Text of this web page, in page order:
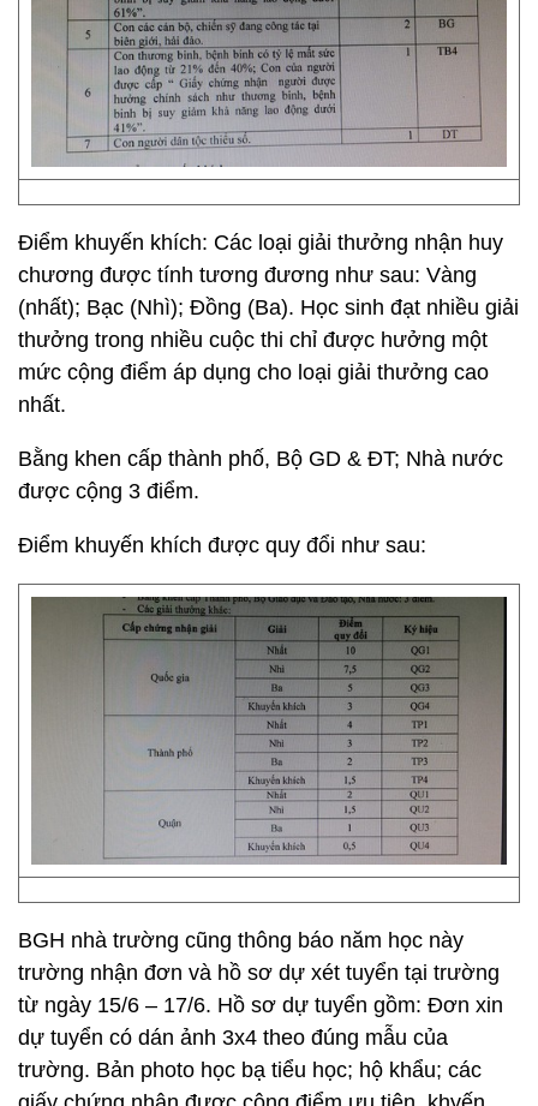
Điểm khuyến khích: Các loại giải thưởng nhận huy
chương được tính tương đương như sau: Vàng
(nhất); Bạc (Nhì); Đồng (Ba). Học sinh đạt nhiều giải
thưởng trong nhiều cuộc thi chỉ được hưởng một
mức cộng điểm áp dụng cho loại giải thưởng cao
nhất.
Bằng khen cấp thành phố, Bộ GD & ĐT; Nhà nước
được cộng 3 điểm.
Điểm khuyến khích được quy đổi như sau:
BGH nhà trường cũng thông báo năm học này
trường nhận đơn và hồ sơ dự xét tuyển tại trường
từ ngày 15/6 – 17/6. Hồ sơ dự tuyển gồm: Đơn xin
dự tuyển có dán ảnh 3x4 theo đúng mẫu của
trường. Bản photo học bạ tiểu học; hộ khẩu; các